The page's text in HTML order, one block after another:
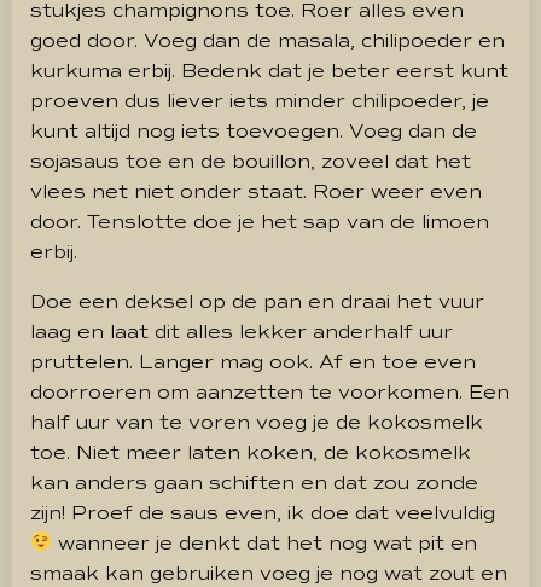
stukjes champignons toe. Roer alles even
goed door. Voeg dan de masala, chilipoeder en
kurkuma erbij. Bedenk dat je beter eerst kunt
proeven dus liever iets minder chilipoeder, je
kunt altijd nog iets toevoegen. Voeg dan de
sojasaus toe en de bouillon, zoveel dat het
vlees net niet onder staat. Roer weer even
door. Tenslotte doe je het sap van de limoen
erbij.
Doe een deksel op de pan en draai het vuur
laag en laat dit alles lekker anderhalf uur
pruttelen. Langer mag ook. Af en toe even
doorroeren om aanzetten te voorkomen. Een
half uur van te voren voeg je de kokosmelk
toe. Niet meer laten koken, de kokosmelk
kan anders gaan schiften en dat zou zonde
zijn! Proef de saus even, ik doe dat veelvuldig
wanneer je denkt dat het nog wat pit en
smaak kan gebruiken voeg je nog wat zout en